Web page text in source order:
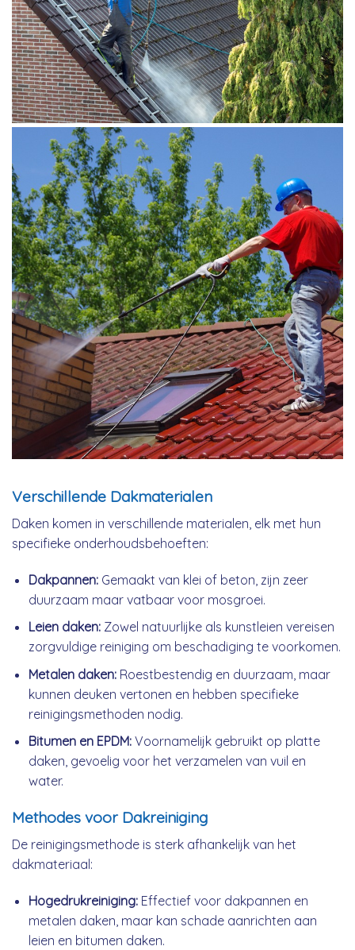
Verschillende Dakmaterialen
Daken komen in verschillende materialen, elk met hun
specifieke onderhoudsbehoeften:
Dakpannen:Gemaakt van klei of beton, zijn zeer
duurzaam maar vatbaar voor mosgroei.
Leien daken:Zowel natuurlijke als kunstleien vereisen
zorgvuldige reiniging om beschadiging te voorkomen.
Metalen daken:Roestbestendig en duurzaam, maar
kunnen deuken vertonen en hebben specifieke
reinigingsmethoden nodig.
Bitumen en EPDM:Voornamelijk gebruikt op platte
daken, gevoelig voor het verzamelen van vuil en
water.
Methodes voor Dakreiniging
De reinigingsmethode is sterk afhankelijk van het
dakmateriaal:
Hogedrukreiniging:Effectief voor dakpannen en
metalen daken, maar kan schade aanrichten aan
leien en bitumen daken.